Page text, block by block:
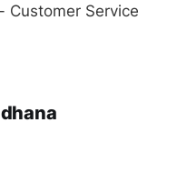
Customer Service